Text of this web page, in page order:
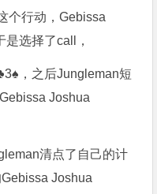
个行动，Gebissa
选择了call，
，之后Jungleman短
Joshua
清点了自己的计
Joshua